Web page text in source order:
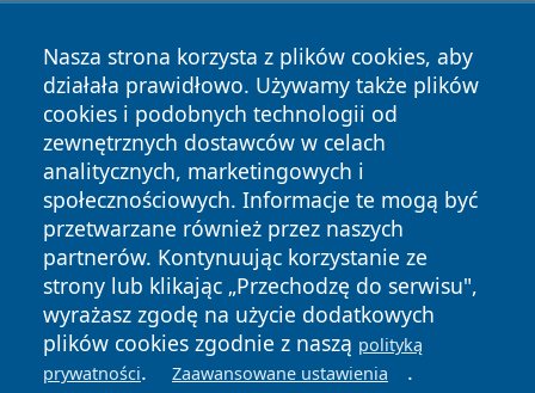
Nasza strona korzysta z plików cookies, aby
działała prawidłowo. Używamy także plików
cookies i podobnych technologii od
zewnętrznych dostawców w celach
analitycznych, marketingowych i
społecznościowych. Informacje te mogą być
przetwarzane również przez naszych
partnerów. Kontynuując korzystanie ze
strony lub klikając „Przechodzę do serwisu",
wyrażasz zgodę na użycie dodatkowych
plików cookies zgodnie z naszą polityką
prywatności. Zaawansowane ustawienia .
Copyright © 2026 stargardlokalnie.pl Wszystkie prawa
zastrzeżone.
News Autorzy
Polityka
Prywatności
Polityka
Cookies